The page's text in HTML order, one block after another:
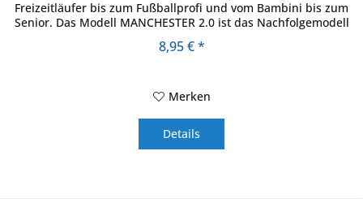
Freizeitläufer bis zum Fußballprofi und vom Bambini bis zum
Senior. Das Modell MANCHESTER 2.0 ist das Nachfolgemodell
8,95 € *
Merken
Details